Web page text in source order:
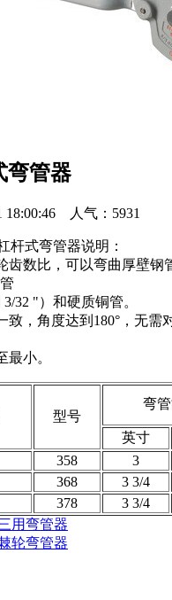
弯管器
18:00:46 人气：5931
杆式弯管器说明：
齿数比，可以弯曲厚壁钢
3/32 "）和硬质铜管。
致，角度达到180°，无需
最小。
型号
弯
英寸
358 3
368 3 3/4
378 3 3/4
用弯管器
轮弯管器